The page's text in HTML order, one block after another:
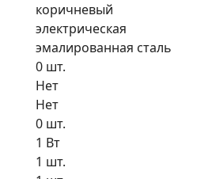
коричневый
электрическая
эмалированная сталь
0 шт.
Нет
Нет
0 шт.
1 Вт
1 шт.